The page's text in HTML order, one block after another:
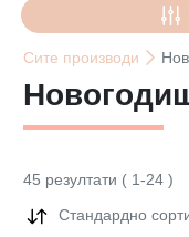
Сите производи
45 резултати ( 1-24 )
Стандардно